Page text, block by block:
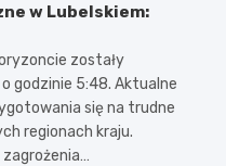
w Lubelskiem:
zostały
godzinie 5:48. Aktualne
się na trudne
regionach kraju.